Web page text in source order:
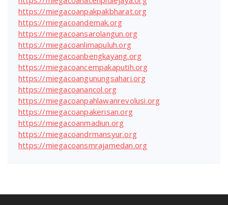
https://miegacoanpakpakbharat.org
https://miegacoandemak.org
https://miegacoansarolangun.org
https://miegacoanlimapuluh.org
https://miegacoanbengkayang.org
https://miegacoancempakaputih.org
https://miegacoangunungsahari.org
https://miegacoanancol.org
https://miegacoanpahlawanrevolusi.org
https://miegacoanpakerisan.org
https://miegacoanmadiun.org
https://miegacoandrmansyur.org
https://miegacoansmrajamedan.org